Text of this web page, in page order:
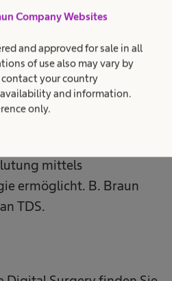
Company Websites
and approved for sale in all
of use also may vary by
your country
and information.
only.
Aeos® im Juni 2020
volldigitale robotik-
mittels
ermöglicht. B. Braun
TDS.